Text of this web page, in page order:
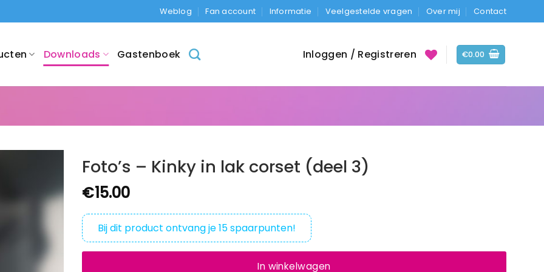
Weblog Fan account Informatie Veelgestelde vragen Over mij Contact
Downloads Gastenboek Inloggen / Registreren €0.00
Foto’s – Kinky in lak corset (deel 3)
€15.00
Bij dit product ontvang je15spaarpunten!
In winkelwagen